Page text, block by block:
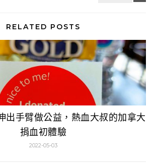
RELATED POSTS
出手臂做公益，熱血大叔的加拿大
捐血初體驗
2022-05-03